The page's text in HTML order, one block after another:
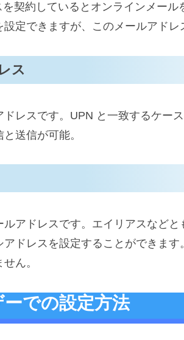
契約しているとオンラインメール
定できますが、このメールアドレ
ス
レスです。UPN と一致するケー
送信が可能。
アドレスです。エイリアスなど
ドレスを設定することができま
ん。
での設定方法